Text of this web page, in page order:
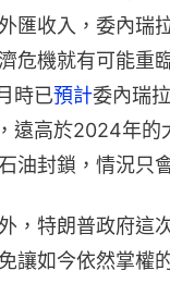
匯收入，委內瑞
危機就有可能重
時已預計委內瑞
遠高於2024年的
油封鎖，情況只
，特朗普政府這
讓如今依然掌權